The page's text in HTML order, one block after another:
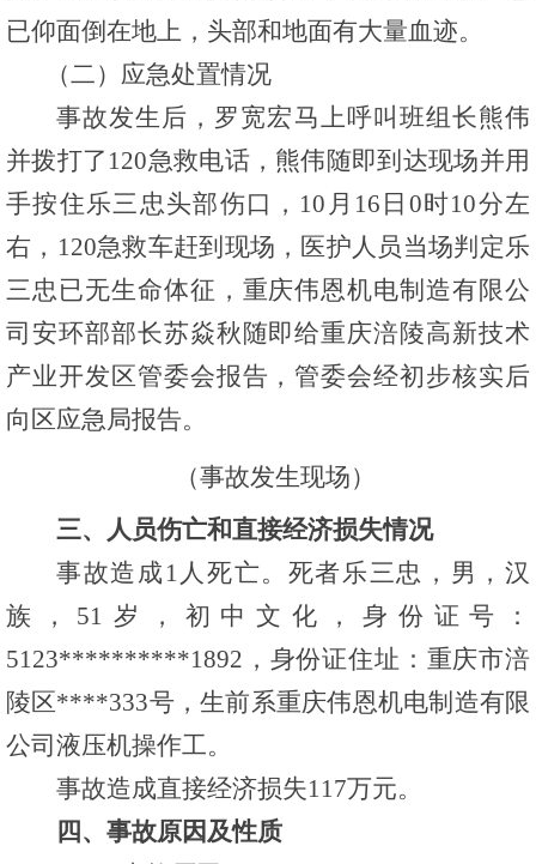
已仰面倒在地上，头部和地面有大量血迹。
（二）应急处置情况
事故发生后，罗宽宏马上呼叫班组长熊伟
并拨打了120急救电话，熊伟随即到达现场并用
手按住乐三忠头部伤口，10月16日0时10分左
右，120急救车赶到现场，医护人员当场判定乐
三忠已无生命体征，重庆伟恩机电制造有限公
司安环部部长苏焱秋随即给重庆涪陵高新技术
产业开发区管委会报告，管委会经初步核实后
向区应急局报告。
（事故发生现场）
三、人员伤亡和直接经济损失情况
事故造成1人死亡。死者乐三忠，男，汉
族，51岁，初中文化，身份证号：
5123**********1892，身份证住址：重庆市涪
陵区****333号，生前系重庆伟恩机电制造有限
公司液压机操作工。
事故造成直接经济损失117万元。
四、事故原因及性质